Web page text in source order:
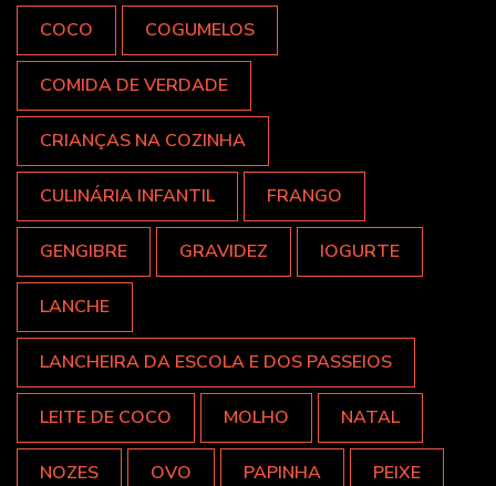
COCO COGUMELOS
COMIDA DE VERDADE
CRIANÇAS NA COZINHA
CULINÁRIA INFANTIL FRANGO
GENGIBRE GRAVIDEZ IOGURTE
LANCHE
LANCHEIRA DA ESCOLA E DOS PASSEIOS
LEITE DE COCO MOLHO NATAL
NOZES OVO PAPINHA PEIXE